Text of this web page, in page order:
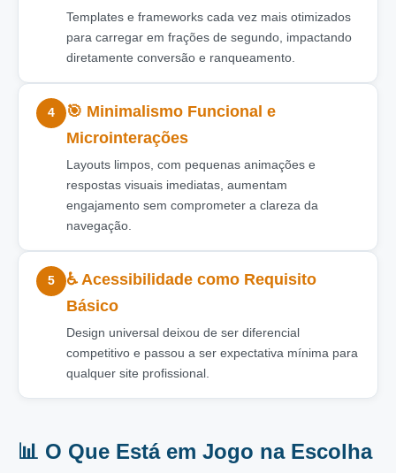
Templates e frameworks cada vez mais otimizados
para carregar em frações de segundo, impactando
diretamente conversão e ranqueamento.
4
🎯 Minimalismo Funcional e
Microinterações
Layouts limpos, com pequenas animações e
respostas visuais imediatas, aumentam
engajamento sem comprometer a clareza da
navegação.
5
♿ Acessibilidade como Requisito
Básico
Design universal deixou de ser diferencial
competitivo e passou a ser expectativa mínima para
qualquer site profissional.
📊 O Que Está em Jogo na Escolha